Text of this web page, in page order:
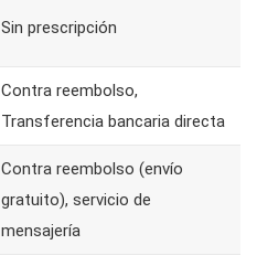
Sin prescripción
Contra reembolso,
Transferencia bancaria directa
Contra reembolso (envío
gratuito), servicio de
mensajería